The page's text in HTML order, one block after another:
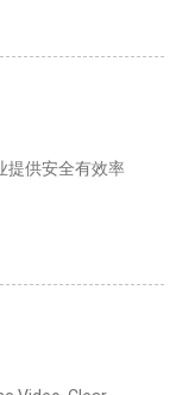
提供安全有效率